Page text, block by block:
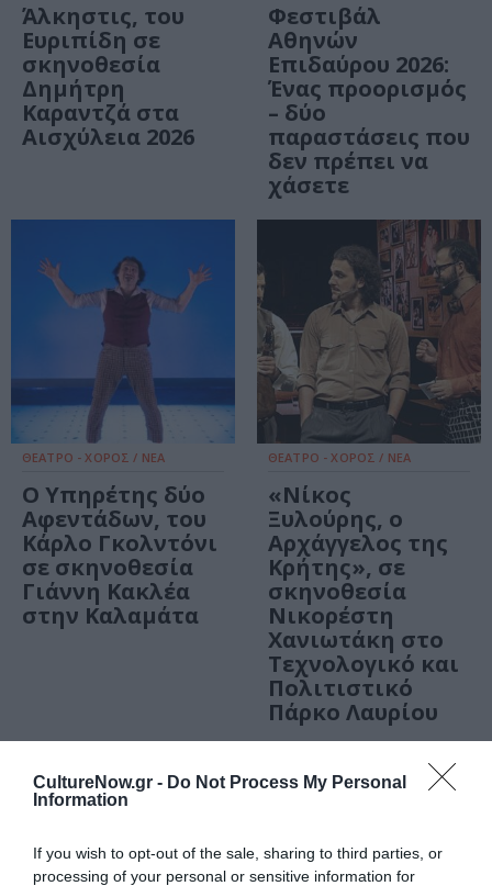
CultureNow.gr - Do Not Process My Personal
Information
If you wish to opt-out of the sale, sharing to third parties, or
processing of your personal or sensitive information for
Άλκηστις, του
Ευριπίδη σε
σκηνοθεσία
Δημήτρη
Καραντζά στα
Αισχύλεια 2026
Φεστιβάλ
Αθηνών
Επιδαύρου 2026:
Ένας προορισμός
– δύο
παραστάσεις που
δεν πρέπει να
χάσετε
ΘΕΑΤΡΟ - ΧΟΡΟΣ / ΝΕΑ
Ο Υπηρέτης δύο
Αφεντάδων, του
Κάρλο Γκολντόνι
σε σκηνοθεσία
Γιάννη Κακλέα
στην Καλαμάτα
ΘΕΑΤΡΟ - ΧΟΡΟΣ / ΝΕΑ
«Νίκος
Ξυλούρης, ο
Αρχάγγελος της
Κρήτης», σε
σκηνοθεσία
Νικορέστη
Χανιωτάκη στο
Τεχνολογικό και
Πολιτιστικό
Πάρκο Λαυρίου